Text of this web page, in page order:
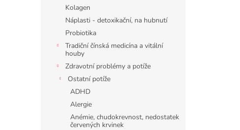
Kolagen
Náplasti - detoxikační, na hubnutí
Probiotika
Tradiční čínská medicína a vitální
houby
Zdravotní problémy a potíže
Ostatní potíže
ADHD
Alergie
Anémie, chudokrevnost, nedostatek
červených krvinek